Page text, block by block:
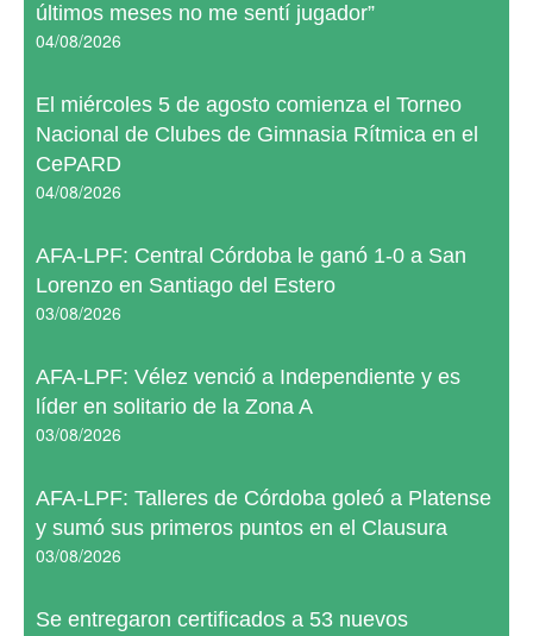
últimos meses no me sentí jugador”
04/08/2026
El miércoles 5 de agosto comienza el Torneo
Nacional de Clubes de Gimnasia Rítmica en el
CePARD
04/08/2026
AFA-LPF: Central Córdoba le ganó 1-0 a San
Lorenzo en Santiago del Estero
03/08/2026
AFA-LPF: Vélez venció a Independiente y es
líder en solitario de la Zona A
03/08/2026
AFA-LPF: Talleres de Córdoba goleó a Platense
y sumó sus primeros puntos en el Clausura
03/08/2026
Se entregaron certificados a 53 nuevos